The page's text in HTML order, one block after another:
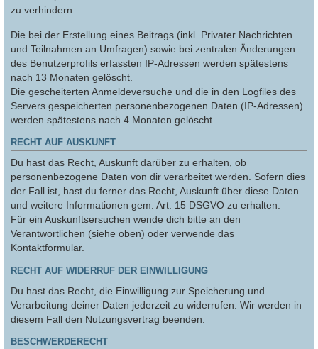
zu verhindern.
Die bei der Erstellung eines Beitrags (inkl. Privater Nachrichten
und Teilnahmen an Umfragen) sowie bei zentralen Änderungen
des Benutzerprofils erfassten IP-Adressen werden spätestens
nach 13 Monaten gelöscht.
Die gescheiterten Anmeldeversuche und die in den Logfiles des
Servers gespeicherten personenbezogenen Daten (IP-Adressen)
werden spätestens nach 4 Monaten gelöscht.
RECHT AUF AUSKUNFT
Du hast das Recht, Auskunft darüber zu erhalten, ob
personenbezogene Daten von dir verarbeitet werden. Sofern dies
der Fall ist, hast du ferner das Recht, Auskunft über diese Daten
und weitere Informationen gem. Art. 15 DSGVO zu erhalten.
Für ein Auskunftsersuchen wende dich bitte an den
Verantwortlichen (siehe oben) oder verwende das
Kontaktformular.
RECHT AUF WIDERRUF DER EINWILLIGUNG
Du hast das Recht, die Einwilligung zur Speicherung und
Verarbeitung deiner Daten jederzeit zu widerrufen. Wir werden in
diesem Fall den Nutzungsvertrag beenden.
BESCHWERDERECHT